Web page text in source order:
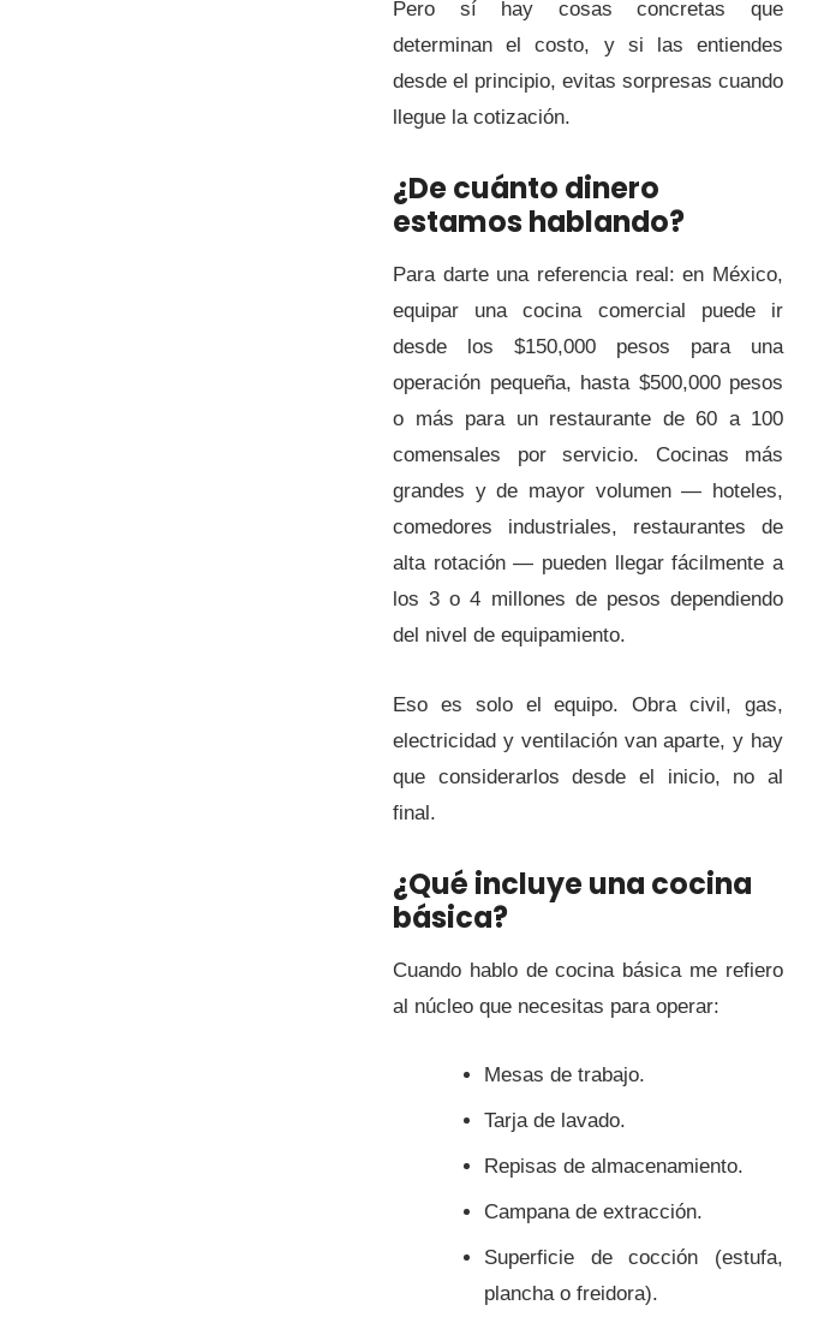
Pero sí hay cosas concretas que
determinan el costo, y si las entiendes
desde el principio, evitas sorpresas cuando
llegue la cotización.
¿De cuánto dinero
estamos hablando?
Para darte una referencia real: en México,
equipar una cocina comercial puede ir
desde los $150,000 pesos para una
operación pequeña, hasta $500,000 pesos
o más para un restaurante de 60 a 100
comensales por servicio. Cocinas más
grandes y de mayor volumen — hoteles,
comedores industriales, restaurantes de
alta rotación — pueden llegar fácilmente a
los 3 o 4 millones de pesos dependiendo
del nivel de equipamiento.
Eso es solo el equipo. Obra civil, gas,
electricidad y ventilación van aparte, y hay
que considerarlos desde el inicio, no al
final.
¿Qué incluye una cocina
básica?
Cuando hablo de cocina básica me refiero
al núcleo que necesitas para operar:
Mesas de trabajo.
Tarja de lavado.
Repisas de almacenamiento.
Campana de extracción.
Superficie de cocción (estufa,
plancha o freidora).